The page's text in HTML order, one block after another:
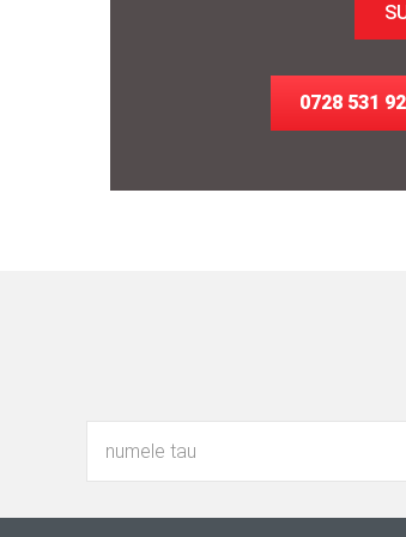
0728 531